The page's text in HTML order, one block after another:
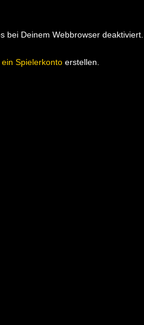
Deinem Webbrowser
Spielerkonto erstellen.